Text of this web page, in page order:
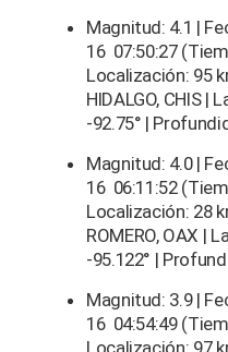
Magnitud: 4.1 |
16 07:50:27
Localización: 95
HIDALGO, CHIS |
-92.75° |
Magnitud: 4.0 |
16 06:11:52
Localización: 28
ROMERO, OAX |
-95.122° |
Magnitud: 3.9 |
16 04:54:49